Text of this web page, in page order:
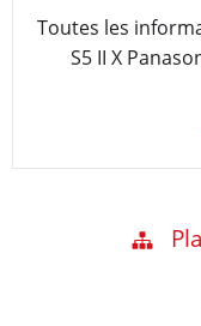
Toutes les
S5 II X